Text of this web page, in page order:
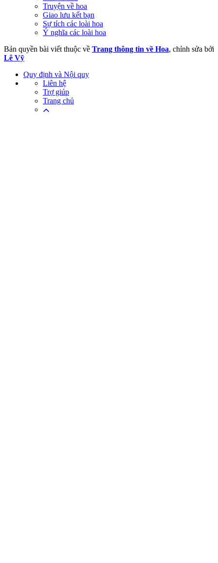
Truyện về hoa
Giao lưu kết bạn
Sự tích các loài hoa
Ý nghĩa các loài hoa
Bản quyền bài viết thuộc về Trang thông tin về Hoa, chỉnh sửa bởi
Lê Vỹ
Quy định và Nội quy
Liên hệ
Trợ giúp
Trang chủ